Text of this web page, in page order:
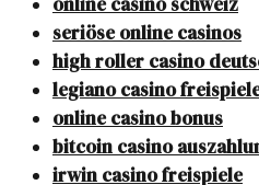
seriöse online casinos
high roller casino
legiano casino
online casino bonus
bitcoin casino
irwin casino freispiele